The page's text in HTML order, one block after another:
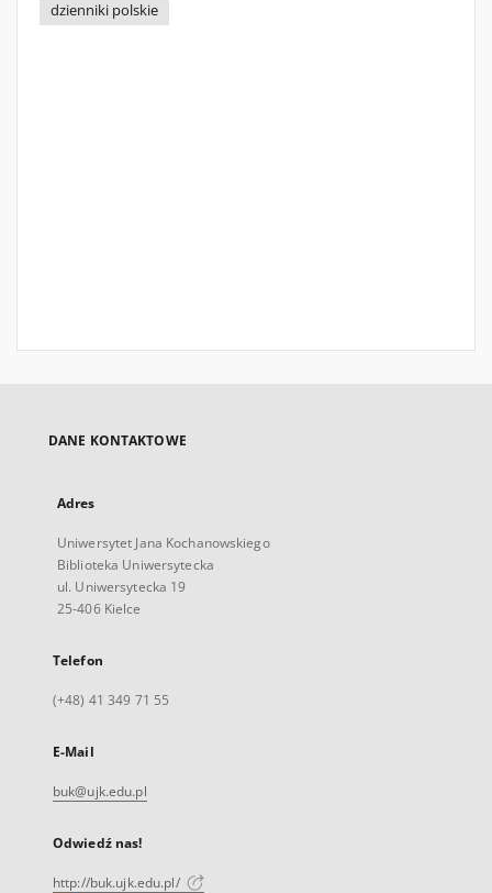
dzienniki polskie
DANE KONTAKTOWE
Adres
Uniwersytet Jana Kochanowskiego
Biblioteka Uniwersytecka
ul. Uniwersytecka 19
25-406 Kielce
Telefon
(+48) 41 349 71 55
E-Mail
buk@ujk.edu.pl
Odwiedź nas!
http://buk.ujk.edu.pl/